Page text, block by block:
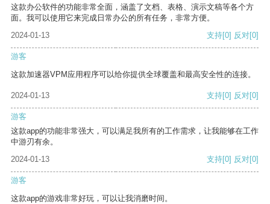
这款办公软件的功能非常全面，涵盖了文档、表格、演示文稿等各个方
面。我可以使用它来完成日常办公的所有任务，非常方便。
2024-01-13
支持[0] 反对[0]
游客
这款加速器VPM应用程序可以给你提供全球覆盖和最高安全性的连接。
2024-01-13 支持[0] 反对[0]
游客
这款app的功能非常强大，可以满足我所有的工作需求，让我能够在工作
中游刃有余。
2024-01-13
支持[0] 反对[0]
游客
这款app的游戏非常好玩，可以让我消磨时间。